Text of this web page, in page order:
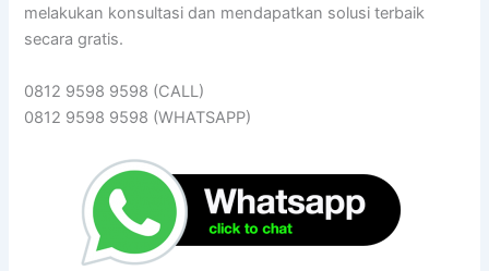
melakukan konsultasi dan mendapatkan solusi terbaik
secara gratis.
0812 9598 9598 (CALL)
0812 9598 9598 (WHATSAPP)